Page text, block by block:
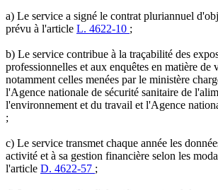
a) Le service a signé le contrat pluriannuel
prévu à l'article L. 4622-10 ;
b) Le service contribue à la traçabilité des
professionnelles et aux enquêtes en matière de
notamment celles menées par le ministère
l'Agence nationale de sécurité sanitaire de
l'environnement et du travail et l'Agence
;
c) Le service transmet chaque année les
activité et à sa gestion financière selon les
l'article D. 4622-57 ;